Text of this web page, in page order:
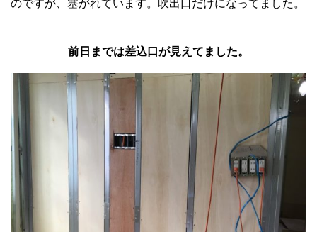
のですが、塞がれています。吹出口だけになってました。
前日までは差込口が見えてました。